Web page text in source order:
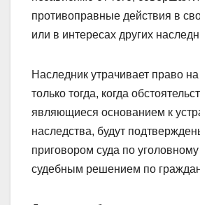
противоправные действия в
или в интересах других
Наследник утрачивает право
только тогда, когда
являющиеся основанием к
наследства, будут
приговором суда по
судебным решением по